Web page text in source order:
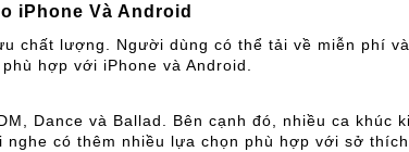
iPhone Và Android
chất lượng. Người dùng có thể tải về miễn phí
hợp với iPhone và Android.
Dance và Ballad. Bên cạnh đó, nhiều ca khúc
có thêm nhiều lựa chọn phù hợp với sở thích